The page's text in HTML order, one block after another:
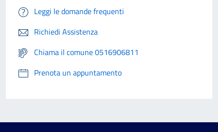
Leggi le domande frequenti
Richiedi Assistenza
Chiama il comune 0516906811
Prenota un appuntamento